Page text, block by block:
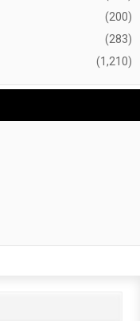
(200)
(283)
(1,210)